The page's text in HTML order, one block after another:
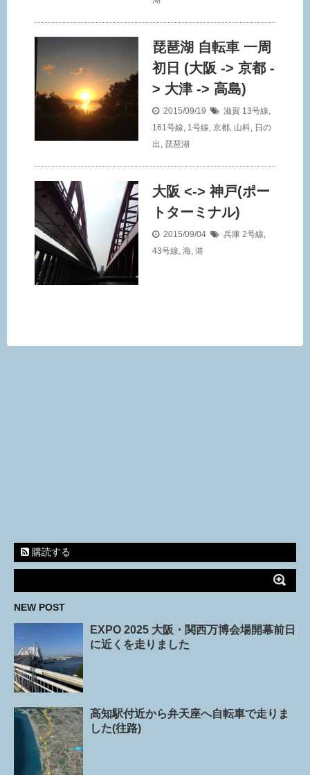
琵琶湖 自転車 一周
初日 (大阪 -> 京都 -
> 大津 -> 高島)
2015/09/19 滋賀 13号線,
161号線, 1号線, 京都, 山科, 日の
出 , 琵琶湖
大阪 <-> 神戸(ポー
トターミナル)
2015/09/04 兵庫 2号線,
43号線, 海, 港
購読する
NEW POST
EXPO 2025 大阪・関西万博会場開幕前日
に近くを走りました
高知駅付近から弁天座へ自転車で走りま
した(往路)